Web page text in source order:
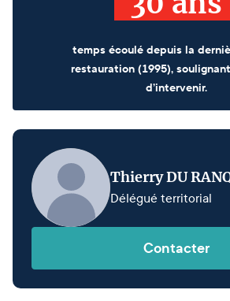
temps écoulé depuis la
restauration (1995),
d’intervenir.
Thierry DU
Délégué territorial
Contacter